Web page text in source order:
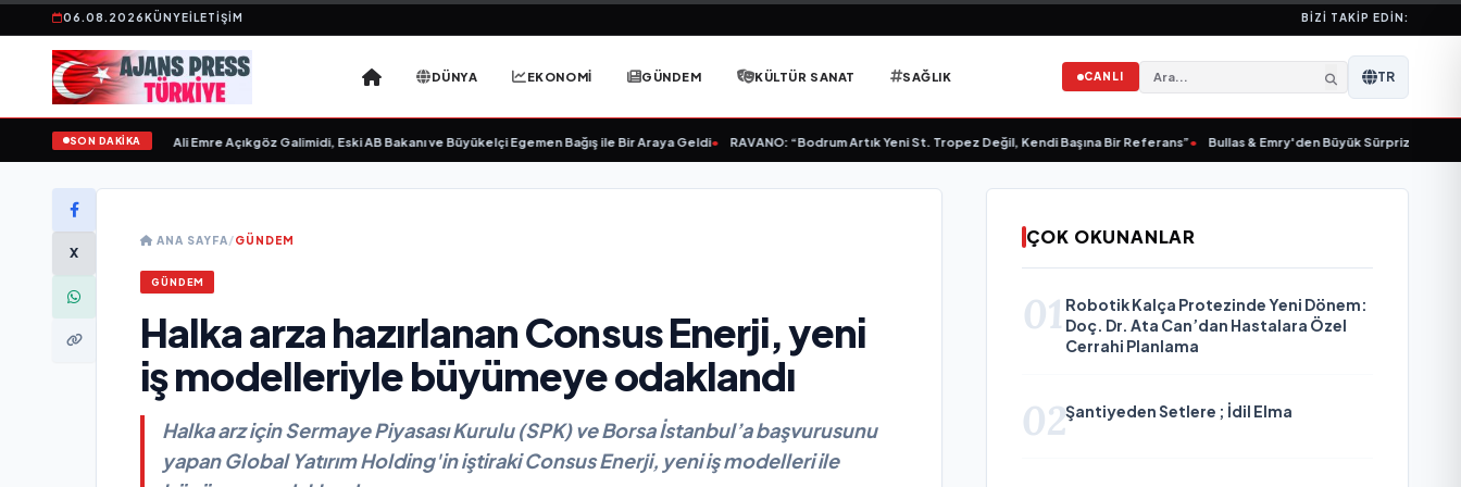
06.08.2026KÜNYEİLETIŞIM BIZI TAKIP EDIN:
DÜNYA EKONOMİ GÜNDEM KÜLTÜR SANAT SAĞLIK CANLI TR
SON DAKİKA
“ yayımlandı• Ali Emre Açıkgöz Galimidi, Eski AB Bakanı ve Büyükelçi Egemen Bağış ile Bir Araya Geldi• RAVANO: “Bodrum Artık Yeni St. Tropez Değil, Kendi Başına Bir Referans”• Bullas & Emry'den Büyük Sürpriz! "Kaç
X
ANA SAYFA/GÜNDEM
GÜNDEM
Halka arza hazırlanan Consus Enerji, yeni
iş modelleriyle büyümeye odaklandı
Halka arz için Sermaye Piyasası Kurulu (SPK) ve Borsa İstanbul’a başvurusunu
yapan Global Yatırım Holding'in iştiraki Consus Enerji, yeni iş modelleri ile
ÇOK OKUNANLAR
01 Robotik Kalça Protezinde Yeni Dönem:
Doç. Dr. Ata Can’dan Hastalara Özel
Cerrahi Planlama
02Şantiyeden Setlere ; İdil Elma